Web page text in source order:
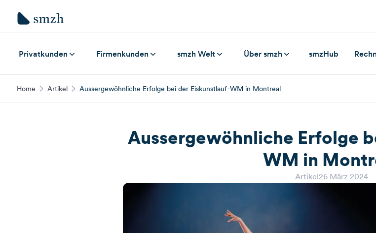
Privatkunden Firmenkunden smzh Welt Über smzh smzHub
Home Artikel Aussergewöhnliche Erfolge bei der Eiskunstlauf-WM in Montreal
Aussergewöhnliche Erfolge
WM in
Artikel26 März 2024